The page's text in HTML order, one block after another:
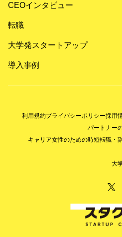
CEOインタビュー
転職
大学発スタートアップ
導入事例
利用規約プライバシーポリシー採用
パートナー
キャリア女性のための時短転職・
大